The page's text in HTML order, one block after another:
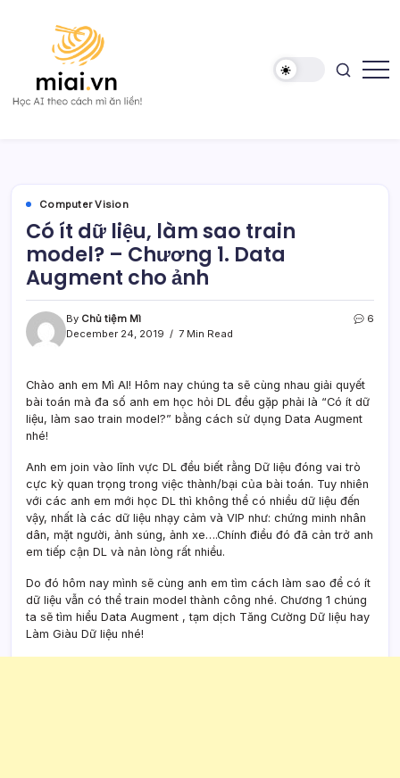
liền!
Computer Vision
Có ít dữ liệu, làm sao train
model? – Chương 1. Data
Augment cho ảnh
By Chủ tiệm Mì
December 24, 2019
7 Min Read
6
Chào anh em Mì AI! Hôm nay chúng ta sẽ cùng nhau giải quyết
bài toán mà đa số anh em học hỏi DL đều gặp phải là “Có ít dữ
liệu, làm sao train model?” bằng cách sử dụng Data Augment
nhé!
Anh em join vào lĩnh vực DL đều biết rằng Dữ liệu đóng vai trò
cực kỳ quan trọng trong việc thành/bại của bài toán. Tuy nhiên
với các anh em mới học DL thì không thể có nhiều dữ liệu đến
vậy, nhất là các dữ liệu nhạy cảm và VIP như: chứng minh nhân
dân, mặt người, ảnh súng, ảnh xe….Chính điều đó đã cản trở anh
em tiếp cận DL và nản lòng rất nhiều.
Do đó hôm nay mình sẽ cùng anh em tìm cách làm sao để có ít
dữ liệu vẫn có thể train model thành công nhé. Chương 1 chúng
ta sẽ tìm hiểu Data Augment , tạm dịch Tăng Cường Dữ liệu hay
Làm Giàu Dữ liệu nhé!